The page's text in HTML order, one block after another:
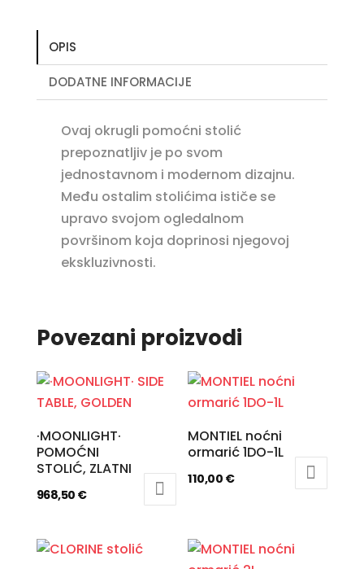
OPIS
DODATNE INFORMACIJE
Ovaj okrugli pomoćni stolić
prepoznatljiv je po svom
jednostavnom i modernom dizajnu.
Među ostalim stolićima ističe se
upravo svojom ogledalnom
površinom koja doprinosi njegovoj
ekskluzivnosti.
Povezani proizvodi
·MOONLIGHT·
POMOĆNI
STOLIĆ, ZLATNI
968,50 €
MONTIEL noćni
ormarić 1DO-1L
110,00 €